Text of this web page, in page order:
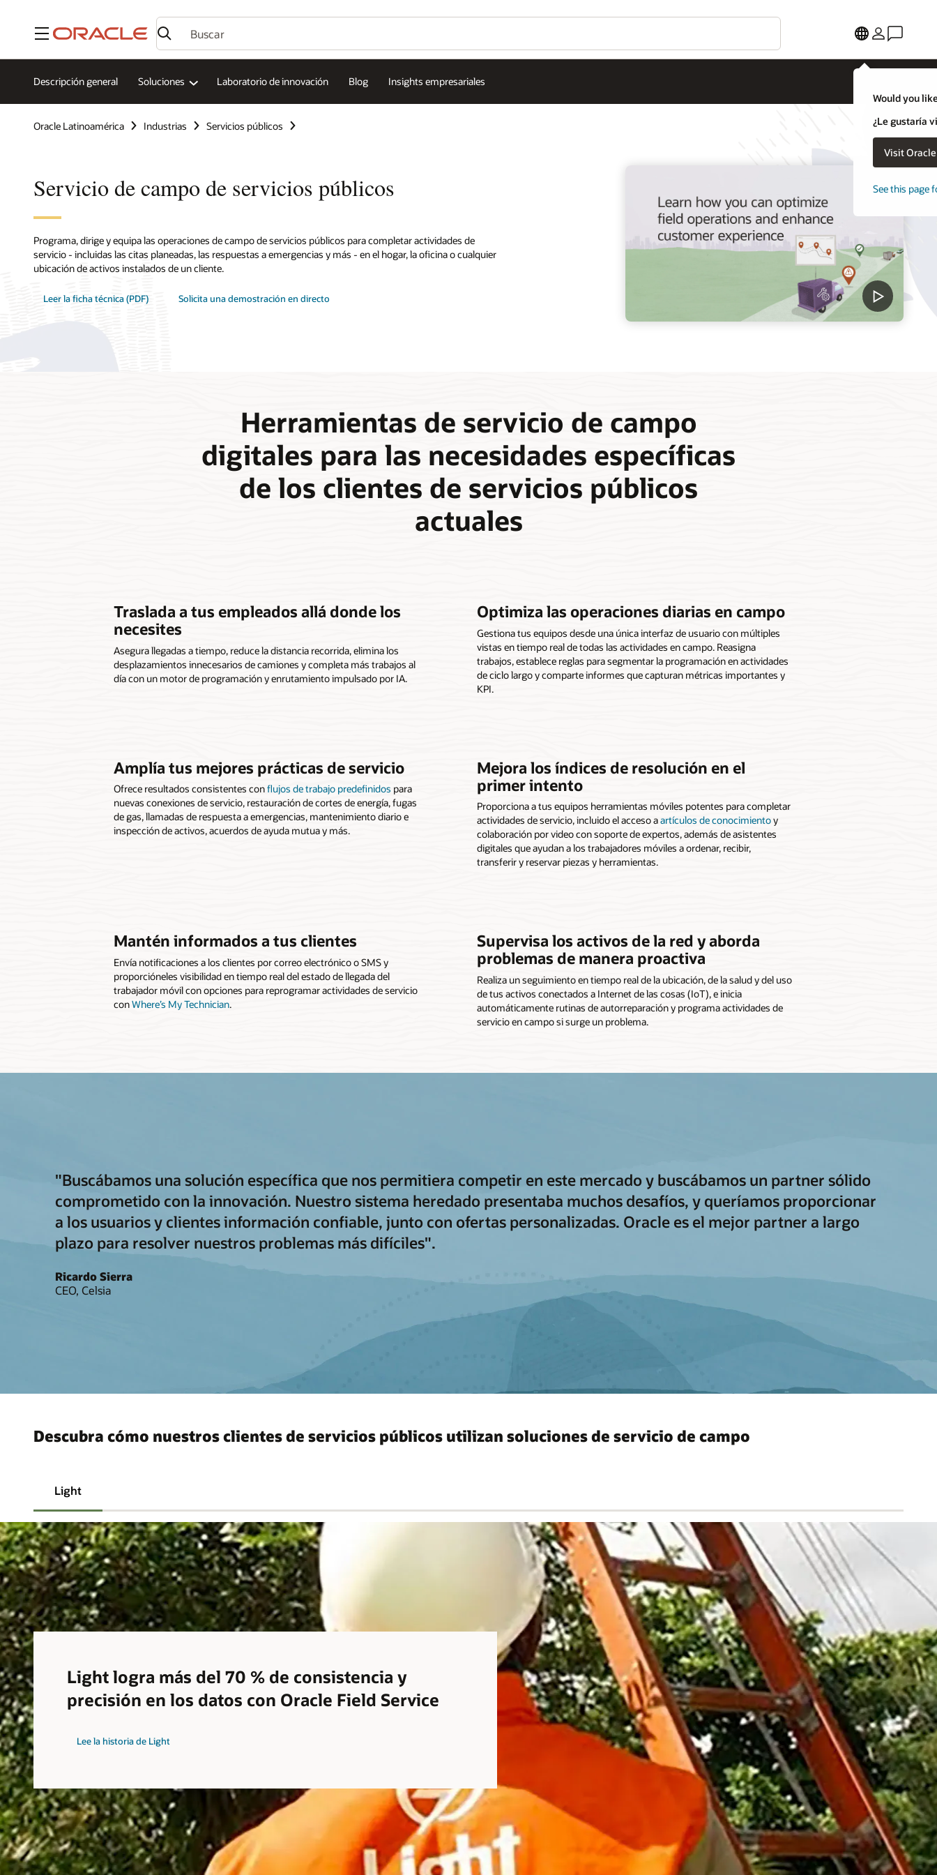
Menú
Would you
¿Le gustaría
Visit
See this page
Descripción general Soluciones Laboratorio de innovación Blog Insights empresariales
Oracle Latinoamérica Industrias Servicios públicos
Servicio de campo de servicios públicos
Programa, dirige y equipa las operaciones de campo de servicios públicos para completar actividades de
servicio - incluidas las citas planeadas, las respuestas a emergencias y más - en el hogar, la oficina o cualquier
ubicación de activos instalados de un cliente.
Leer la ficha técnica (PDF) Solicita una demostración en directo
Herramientas de servicio de campo
digitales para las necesidades específicas
de los clientes de servicios públicos
actuales
Traslada a tus empleados allá donde los
necesites
Asegura llegadas a tiempo, reduce la distancia recorrida, elimina los
desplazamientos innecesarios de camiones y completa más trabajos al
día con un motor de programación y enrutamiento impulsado por IA.
Optimiza las operaciones diarias en campo
Gestiona tus equipos desde una única interfaz de usuario con múltiples
vistas en tiempo real de todas las actividades en campo. Reasigna
trabajos, establece reglas para segmentar la programación en actividades
de ciclo largo y comparte informes que capturan métricas importantes y
KPI.
Amplía tus mejores prácticas de servicio
Ofrece resultados consistentes conflujos de trabajo predefinidos para
nuevas conexiones de servicio, restauración de cortes de energía, fugas
de gas, llamadas de respuesta a emergencias, mantenimiento diario e
inspección de activos, acuerdos de ayuda mutua y más.
Mejora los índices de resolución en el
primer intento
Proporciona a tus equipos herramientas móviles potentes para completar
actividades de servicio, incluido el acceso aartículos de conocimientoy
colaboración por video con soporte de expertos, además de asistentes
digitales que ayudan a los trabajadores móviles a ordenar, recibir,
transferir y reservar piezas y herramientas.
Mantén informados a tus clientes
Envía notificaciones a los clientes por correo electrónico o SMS y
proporcióneles visibilidad en tiempo real del estado de llegada del
trabajador móvil con opciones para reprogramar actividades de servicio
conWhere’s My Technician.
Supervisa los activos de la red y aborda
problemas de manera proactiva
Realiza un seguimiento en tiempo real de la ubicación, de la salud y del uso
de tus activos conectados a Internet de las cosas (IoT), e inicia
automáticamente rutinas de autorreparación y programa actividades de
servicio en campo si surge un problema.
"Buscábamos una solución específica que nos permitiera competir en este mercado y buscábamos un partner sólido
comprometido con la innovación. Nuestro sistema heredado presentaba muchos desafíos, y queríamos proporcionar
a los usuarios y clientes información confiable, junto con ofertas personalizadas. Oracle es el mejor partner a largo
plazo para resolver nuestros problemas más difíciles".
Ricardo Sierra
CEO, Celsia
Descubra cómo nuestros clientes de servicios públicos utilizan soluciones de servicio de campo
Light
Light logra más del 70 % de consistencia y
precisión en los datos con Oracle Field Service
Lee la historia de Light